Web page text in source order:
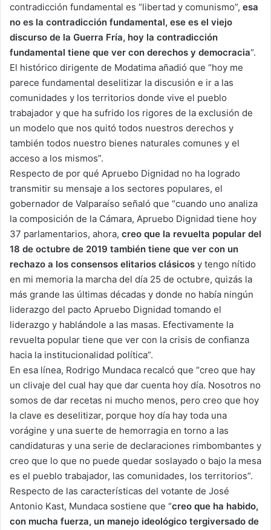
contradicción fundamental es “libertad y comunismo”, esa
no es la contradicción fundamental, ese es el viejo
discurso de la Guerra Fría, hoy la contradicción
fundamental tiene que ver con derechos y democracia“.
El histórico dirigente de Modatima añadió que “hoy me
parece fundamental deselitizar la discusión e ir a las
comunidades y los territorios donde vive el pueblo
trabajador y que ha sufrido los rigores de la exclusión de
un modelo que nos quitó todos nuestros derechos y
también todos nuestro bienes naturales comunes y el
acceso a los mismos”.
Respecto de por qué Apruebo Dignidad no ha logrado
transmitir su mensaje a los sectores populares, el
gobernador de Valparaíso señaló que “cuando uno analiza
la composición de la Cámara, Apruebo Dignidad tiene hoy
37 parlamentarios, ahora, creo que la revuelta popular del
18 de octubre de 2019 también tiene que ver con un
rechazo a los consensos elitarios clásicos y tengo nítido
en mi memoria la marcha del día 25 de octubre, quizás la
más grande las últimas décadas y donde no había ningún
liderazgo del pacto Apruebo Dignidad tomando el
liderazgo y hablándole a las masas. Efectivamente la
revuelta popular tiene que ver con la crisis de confianza
hacia la institucionalidad política”.
En esa línea, Rodrigo Mundaca recalcó que “creo que hay
un clivaje del cual hay que dar cuenta hoy día. Nosotros no
somos de dar recetas ni mucho menos, pero creo que hoy
la clave es deselitizar, porque hoy día hay toda una
vorágine y una suerte de hemorragia en torno a las
candidaturas y una serie de declaraciones rimbombantes y
creo que lo que no puede quedar soslayado o bajo la mesa
es el pueblo trabajador, las comunidades, los territorios”.
Respecto de las características del votante de José
Antonio Kast, Mundaca sostiene que “creo que ha habido,
con mucha fuerza, un manejo ideológico tergiversado de